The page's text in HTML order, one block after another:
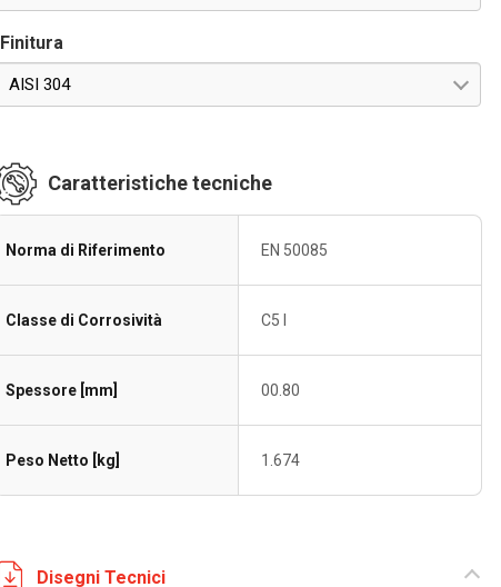
Finitura
AISI 304
Caratteristiche tecniche
Norma di Riferimento EN 50085
Classe di Corrosività C5 I
Spessore [mm] 00.80
Peso Netto [kg] 1.674
Disegni Tecnici